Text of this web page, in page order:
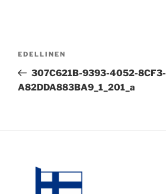
Edellinen
artikkeli
EDELLINEN
307C621B-9393-4052-8CF3-
A82DDA883BA9_1_201_a